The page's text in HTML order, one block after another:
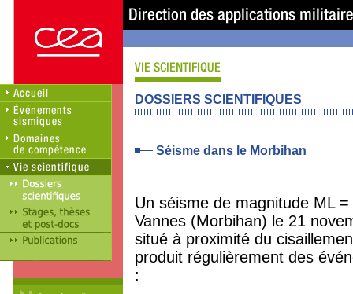
DOSSIERS SCIENTIFIQUES
Séisme dans le Morbihan
Un séisme de magnitude ML
Vannes (Morbihan) le 21
situé à proximité du
produit régulièrement des
: